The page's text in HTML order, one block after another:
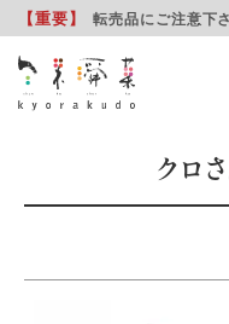
【重要】 転売品にご注意下
クロ